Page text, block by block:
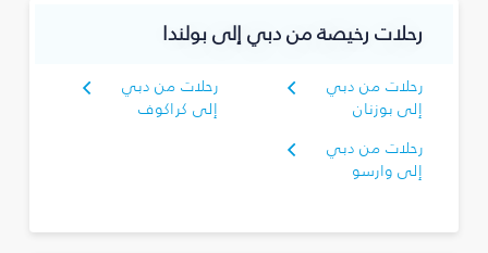
رحلات رخيصة من دبي إلى بولندا
رحلات من دبي
إلى بوزنان
رحلات من دبي
إلى كراكوف
رحلات من دبي
إلى وارسو